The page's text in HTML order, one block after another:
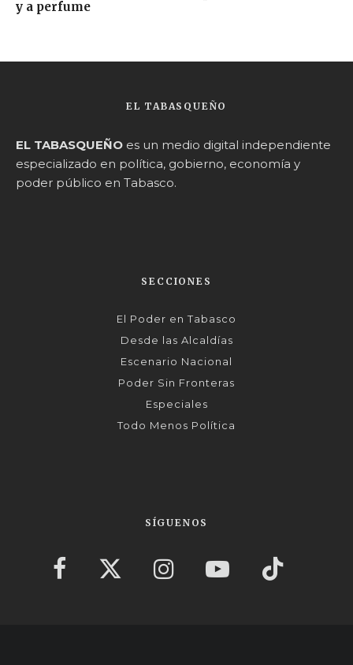
y a perfume
EL TABASQUEÑO
EL TABASQUEÑO es un medio digital independiente
especializado en política, gobierno, economía y
poder público en Tabasco.
SECCIONES
El Poder en Tabasco
Desde las Alcaldías
Escenario Nacional
Poder Sin Fronteras
Especiales
Todo Menos Política
SÍGUENOS